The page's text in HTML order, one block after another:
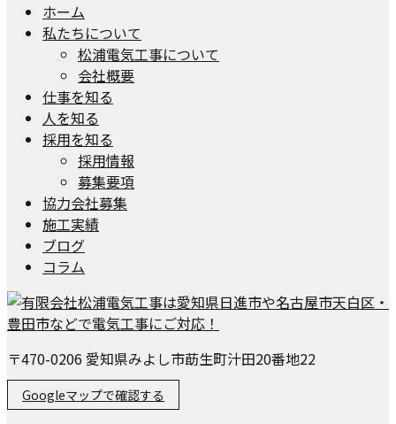
ホーム
私たちについて
松浦電気工事について
会社概要
仕事を知る
人を知る
採用を知る
採用情報
募集要項
協力会社募集
施工実績
ブログ
コラム
〒470-0206 愛知県みよし市莇生町汁田20番地22
Googleマップで確認する